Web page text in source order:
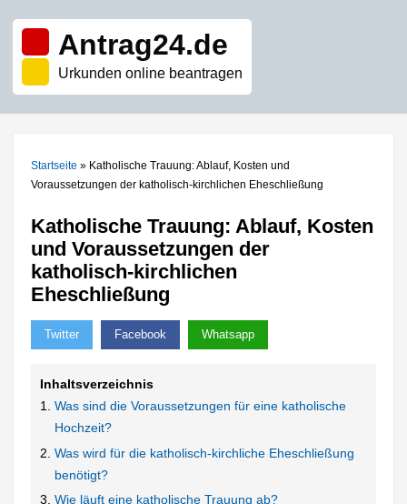
Antrag24.de
Urkunden online beantragen
Startseite » Katholische Trauung: Ablauf, Kosten und
Voraussetzungen der katholisch-kirchlichen Eheschließung
Katholische Trauung: Ablauf, Kosten
und Voraussetzungen der
katholisch-kirchlichen
Eheschließung
Twitter Facebook Whatsapp
Inhaltsverzeichnis
Was sind die Voraussetzungen für eine katholische
Hochzeit?
Was wird für die katholisch-kirchliche Eheschließung
benötigt?
Wie läuft eine katholische Trauung ab?